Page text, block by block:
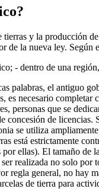
y la producción
la nueva ley.
- dentro de una
palabras, el antiguo
es necesario
que se
concesión de
se utiliza
está estrictamente
ellas). El tamaño
realizada no solo
regla general, no hay
de tierra para